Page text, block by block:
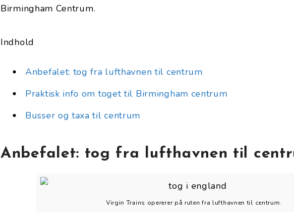
Birmingham Centrum.
Indhold
Anbefalet: tog fra lufthavnen til centrum
Praktisk info om toget til Birmingham centrum
Busser og taxa til centrum
Anbefalet: tog fra lufthavnen til
Virgin Trains opererer på ruten fra lufthavnen til centrum.